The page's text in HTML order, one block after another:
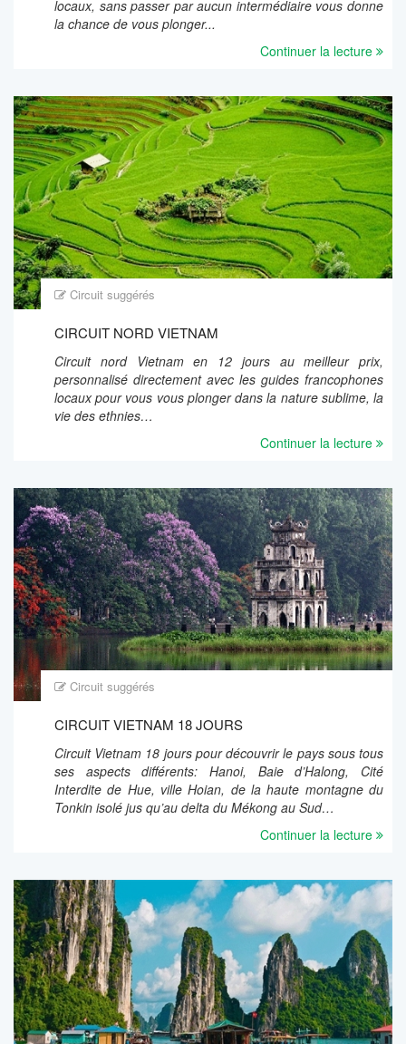
locaux, sans passer par aucun intermédiaire vous donne
la chance de vous plonger...
Continuer la lecture
Circuit suggérés
CIRCUIT NORD VIETNAM
Circuit nord Vietnam en 12 jours au meilleur prix,
personnalisé directement avec les guides francophones
locaux pour vous vous plonger dans la nature sublime, la
vie des ethnies…
Continuer la lecture
Circuit suggérés
CIRCUIT VIETNAM 18 JOURS
Circuit Vietnam 18 jours pour découvrir le pays sous tous
ses aspects différents: Hanoi, Baie d’Halong, Cité
Interdite de Hue, ville Hoian, de la haute montagne du
Tonkin isolé jus qu’au delta du Mékong au Sud…
Continuer la lecture